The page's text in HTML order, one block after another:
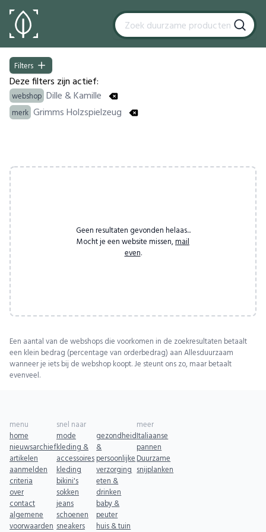
Filters
Filters
Deze filters zijn actief:
webshop Dille & Kamille
merk Grimms Holzspielzeug
Geen resultaten gevonden helaas...
Mocht je een website missen, mail
even.
Een aantal van de webshops die voorkomen in de zoekresultaten betaalt
een klein bedrag (percentage van orderbedrag) aan Allesduurzaam
wanneer je iets bij de webshop koopt. Je steunt ons zo, maar betaalt
evenveel.
menu
home
nieuwsarchief
artikelen
aanmelden
criteria
over
contact
algemene
voorwaarden
snel naar
mode
kleding &
accessoires
kleding
bikini's
sokken
jeans
schoenen
sneakers
gezondheid
&
persoonlijke
verzorging
eten &
drinken
baby &
peuter
huis & tuin
meer
Italiaanse
pannen
Duurzame
snijplanken